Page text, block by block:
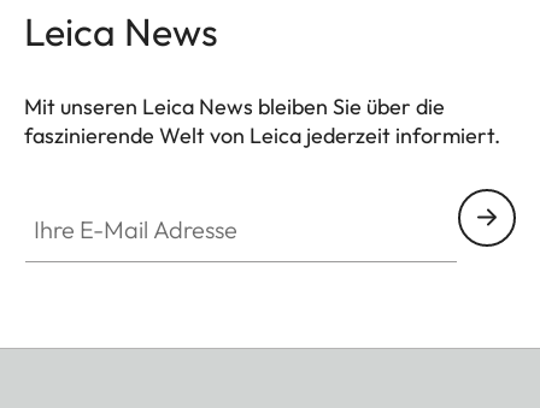
Leica News
Mit unseren Leica News bleiben Sie über die
faszinierende Welt von Leica jederzeit informiert.